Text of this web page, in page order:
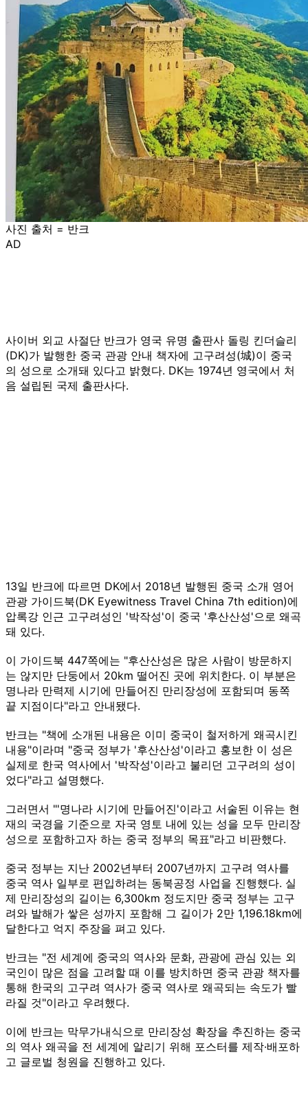
사진 출처 = 반크
AD
사이버 외교 사절단 반크가 영국 유명 출판사 돌링 킨더슬리
(DK)가 발행한 중국 관광 안내 책자에 고구려성(城)이 중국
의 성으로 소개돼 있다고 밝혔다. DK는 1974년 영국에서 처
음 설립된 국제 출판사다.
13일 반크에 따르면 DK에서 2018년 발행된 중국 소개 영어
관광 가이드북(DK Eyewitness Travel China 7th edition)에
압록강 인근 고구려성인 '박작성'이 중국 '후산산성'으로 왜곡
돼 있다.
이 가이드북 447쪽에는 "후산산성은 많은 사람이 방문하지
는 않지만 단둥에서 20km 떨어진 곳에 위치한다. 이 부분은
명나라 만력제 시기에 만들어진 만리장성에 포함되며 동쪽
끝 지점이다"라고 안내됐다.
반크는 "책에 소개된 내용은 이미 중국이 철저하게 왜곡시킨
내용"이라며 "중국 정부가 '후산산성'이라고 홍보한 이 성은
실제로 한국 역사에서 '박작성'이라고 불리던 고구려의 성이
었다"라고 설명했다.
그러면서 "'명나라 시기에 만들어진'이라고 서술된 이유는 현
재의 국경을 기준으로 자국 영토 내에 있는 성을 모두 만리장
성으로 포함하고자 하는 중국 정부의 목표"라고 비판했다.
중국 정부는 지난 2002년부터 2007년까지 고구려 역사를
중국 역사 일부로 편입하려는 동북공정 사업을 진행했다. 실
제 만리장성의 길이는 6,300km 정도지만 중국 정부는 고구
려와 발해가 쌓은 성까지 포함해 그 길이가 2만 1,196.18km에
달한다고 억지 주장을 펴고 있다.
반크는 "전 세계에 중국의 역사와 문화, 관광에 관심 있는 외
국인이 많은 점을 고려할 때 이를 방치하면 중국 관광 책자를
통해 한국의 고구려 역사가 중국 역사로 왜곡되는 속도가 빨
라질 것"이라고 우려했다.
이에 반크는 막무가내식으로 만리장성 확장을 추진하는 중국
의 역사 왜곡을 전 세계에 알리기 위해 포스터를 제작·배포하
고 글로벌 청원을 진행하고 있다.